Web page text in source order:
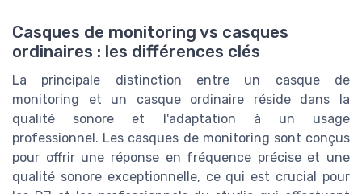
Casques de monitoring vs casques
ordinaires : les différences clés
La principale distinction entre un casque de
monitoring et un casque ordinaire réside dans la
qualité sonore et l'adaptation à un usage
professionnel. Les casques de monitoring sont conçus
pour offrir une réponse en fréquence précise et une
qualité sonore exceptionnelle, ce qui est crucial pour